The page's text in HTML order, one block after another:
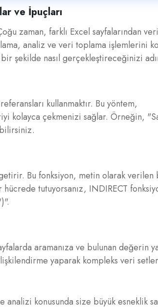
ve İpuçları
zaman, farklı Excel sayfalarından
analiz ve veri toplama işlemlerini
şekilde nasıl gerçekleştireceğinizi
kullanmaktır. Bu yöntem,
kolayca çekmenizi sağlar. Örneğin,
Bu fonksiyon, metin olarak
tutuyorsanız, INDIRECT
aramanıza ve bulunan değerin
yaparak kompleks veri
konusunda size büyük esneklik